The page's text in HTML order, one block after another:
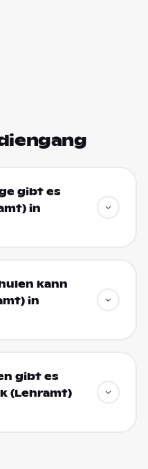
gibt es
in
kann
in
gibt es
(Lehramt)